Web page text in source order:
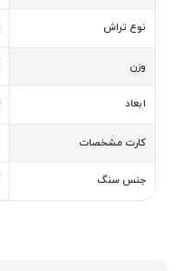
نوع تراش
وزن
ابعاد
کارت مشخصات
جنس سنگ